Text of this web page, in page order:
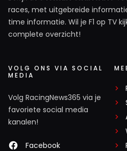
races, met uitgebreide
time informatie. Wil je F1 op TV
complete overzicht!
VOLG ONS VIA SOCIAL
MEDIA
Volg RacingNews365 via je
favoriete social media
kanalen!
Facebook